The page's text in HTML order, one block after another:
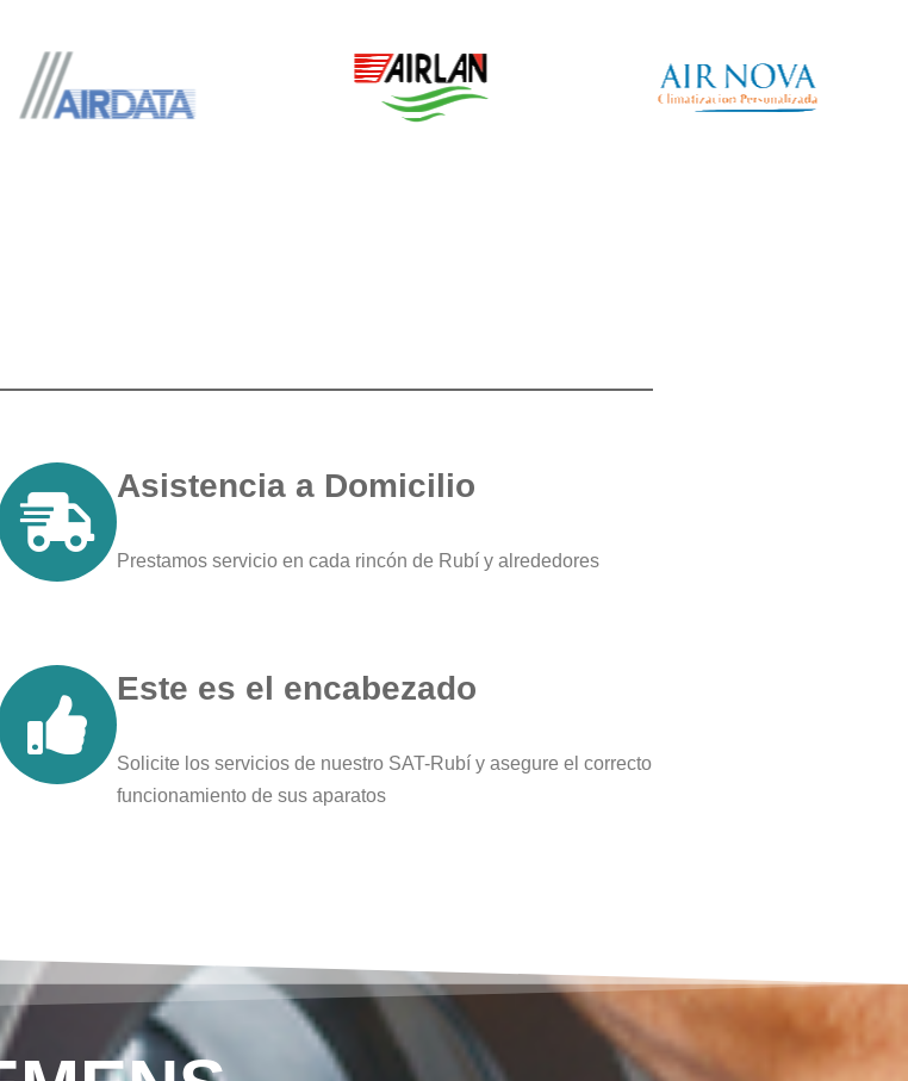
Asistencia a Domicilio
Prestamos servicio en cada rincón de Rubí y alrededores
Este es el encabezado
Solicite los servicios de nuestro SAT-Rubí y asegure el correcto
funcionamiento de sus aparatos